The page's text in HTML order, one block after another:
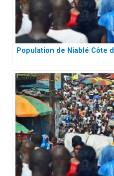
Population de Niablé Côte